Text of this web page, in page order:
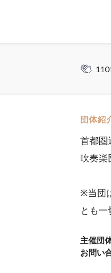
団体紹
首都圏
吹奏楽
※当団
とも
主催団
お問い